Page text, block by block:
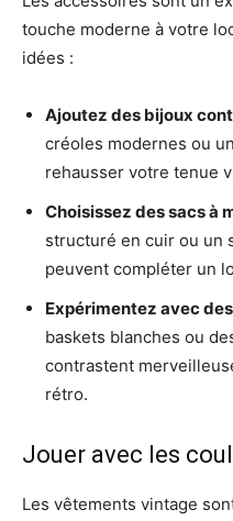
touche moderne à votre
idées :
Ajoutez des bijoux
créoles modernes ou
rehausser votre tenue
Choisissez des sacs à
structuré en cuir ou un
peuvent compléter un
Expérimentez avec
baskets blanches ou
contrastent
rétro.
Jouer avec les
Les vêtements vintage